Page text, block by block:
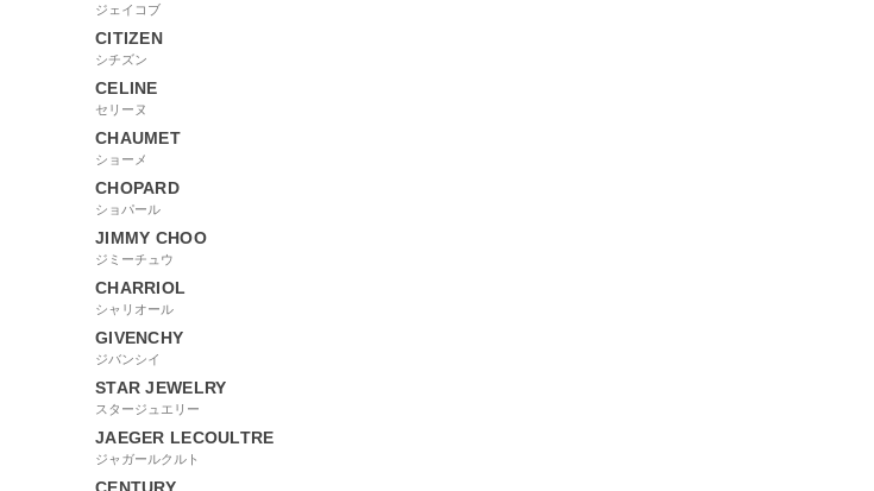
ジェイコブ
CITIZEN
シチズン
CELINE
セリーヌ
CHAUMET
ショーメ
CHOPARD
ショパール
JIMMY CHOO
ジミーチュウ
CHARRIOL
シャリオール
GIVENCHY
ジバンシイ
STAR JEWELRY
スタージュエリー
JAEGER LECOULTRE
ジャガールクルト
CENTURY